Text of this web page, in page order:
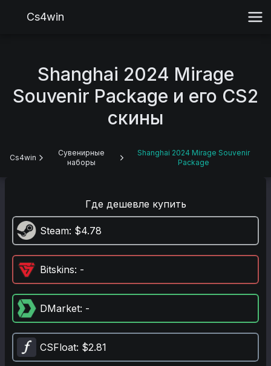
Cs4win
Shanghai 2024 Mirage
Souvenir Package и его CS2
скины
Cs4win
Сувенирные
наборы
Shanghai 2024 Mirage Souvenir
Package
Где дешевле купить
Steam: $4.78
Bitskins: -
DMarket: -
CSFloat: $2.81